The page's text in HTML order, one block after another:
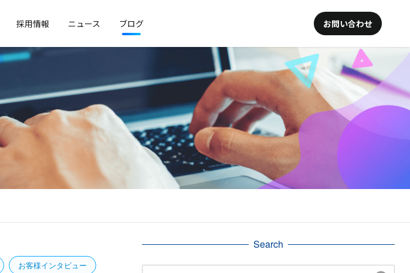
採用情報 ニュース ブログ お問い合わせ
お客様インタビュー
Search